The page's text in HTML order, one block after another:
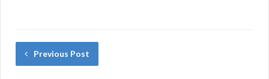
Previous Post